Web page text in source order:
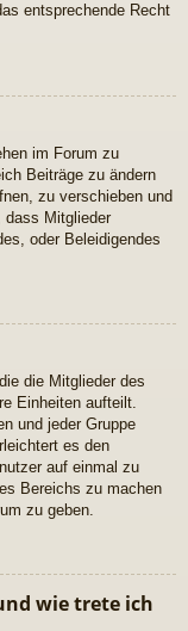
entsprechende Recht
im Forum zu
Beiträge zu ändern
zu verschieben und
dass Mitglieder
oder Beleidigendes
die Mitglieder des
Einheiten aufteilt.
und jeder Gruppe
es den
auf einmal zu
Bereichs zu machen
zu geben.
wie trete ich